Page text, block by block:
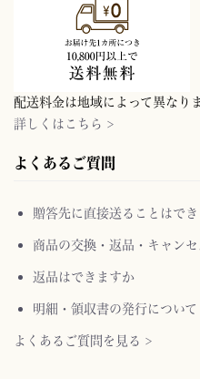
配送料金は地域によって異なりま
詳しくはこちら >
よくあるご質問
贈答先に直接送ることはでき
商品の交換・返品・キャン
返品はできますか
明細・領収書の発行について
よくあるご質問を見る >